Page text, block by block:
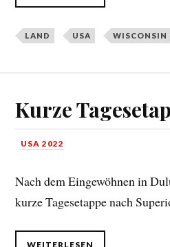
LAND USA WISCONSIN
Kurze
USA 2022
Nach dem Eingewöhnen in
kurze Tagesetappe nach
WEITERLESEN